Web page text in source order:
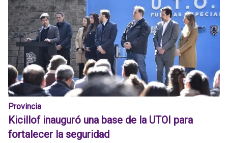
Provincia
Kicillof inauguró una base de la UTOI para
fortalecer la seguridad